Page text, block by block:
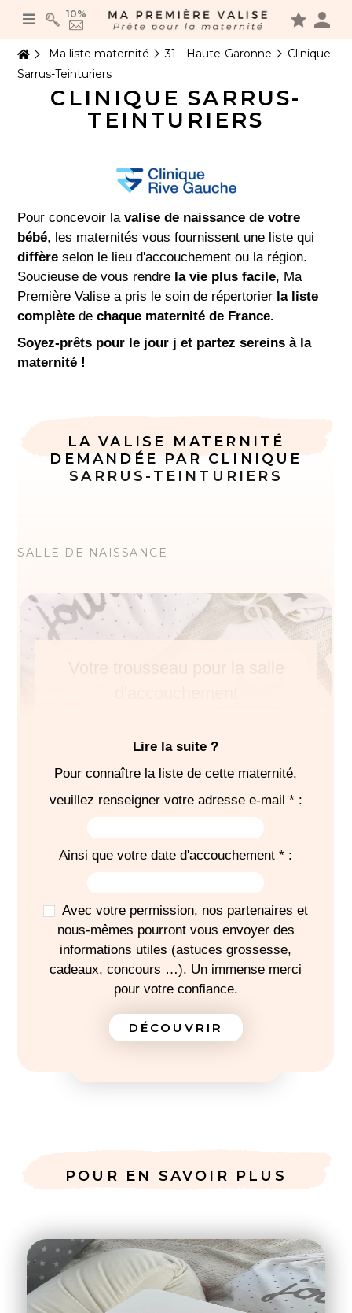
10%
Ma liste maternité 31 - Haute-Garonne
Clinique
Sarrus-Teinturiers
CLINIQUE SARRUS-
TEINTURIERS
Pour concevoir lavalise de naissance de votre
bébé, les maternités vous fournissent une liste qui
diffère selon le lieu d'accouchement ou la région.
Soucieuse de vous rendre la vie plus facile, Ma
Première Valise a pris le soin de répertorier la liste
complète dechaque maternité de France.
Soyez-prêts pour le jour j et partez sereins à la
maternité !
Lire la suite ?
Pour connaître la liste de cette maternité,
veuillez renseigner votre adresse e-mail * :
Ainsi que votre date d'accouchement * :
Avec votre permission, nos partenaires et
nous-mêmes pourront vous envoyer des
informations utiles (astuces grossesse,
cadeaux, concours …). Un immense merci
pour votre confiance.
DÉCOUVRIR
LA VALISE MATERNITÉ
DEMANDÉE PAR CLINIQUE
SARRUS-TEINTURIERS
SALLE DE NAISSANCE
SÉJOUR
4 brassières laine
Chaussettes ouchaussons
gigoteuse
pyjamas
1 tenue de sortie
Pour la sortie, prévoir un siège-auto dos à la route
POUR EN SAVOIR PLUS
Panneau de gestion des cookies